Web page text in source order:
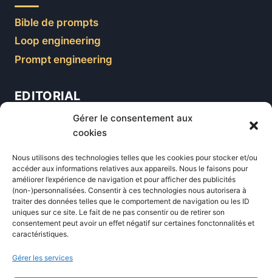
Gérer le consentement aux
cookies
Nous utilisons des technologies telles que les cookies pour stocker et/ou
accéder aux informations relatives aux appareils. Nous le faisons pour
améliorer l’expérience de navigation et pour afficher des publicités
(non-)personnalisées. Consentir à ces technologies nous autorisera à
traiter des données telles que le comportement de navigation ou les ID
uniques sur ce site. Le fait de ne pas consentir ou de retirer son
consentement peut avoir un effet négatif sur certaines fonctonnalités et
caractéristiques.
Gérer les services
Bible de prompts
Loop engineering
Prompt engineering
EDITORIAL
Formations
Newsletter
Équipe éditoriale
Politique éditoriale
Méthodologie de test
Transparence et affiliation
CritiquePlus dans les médias